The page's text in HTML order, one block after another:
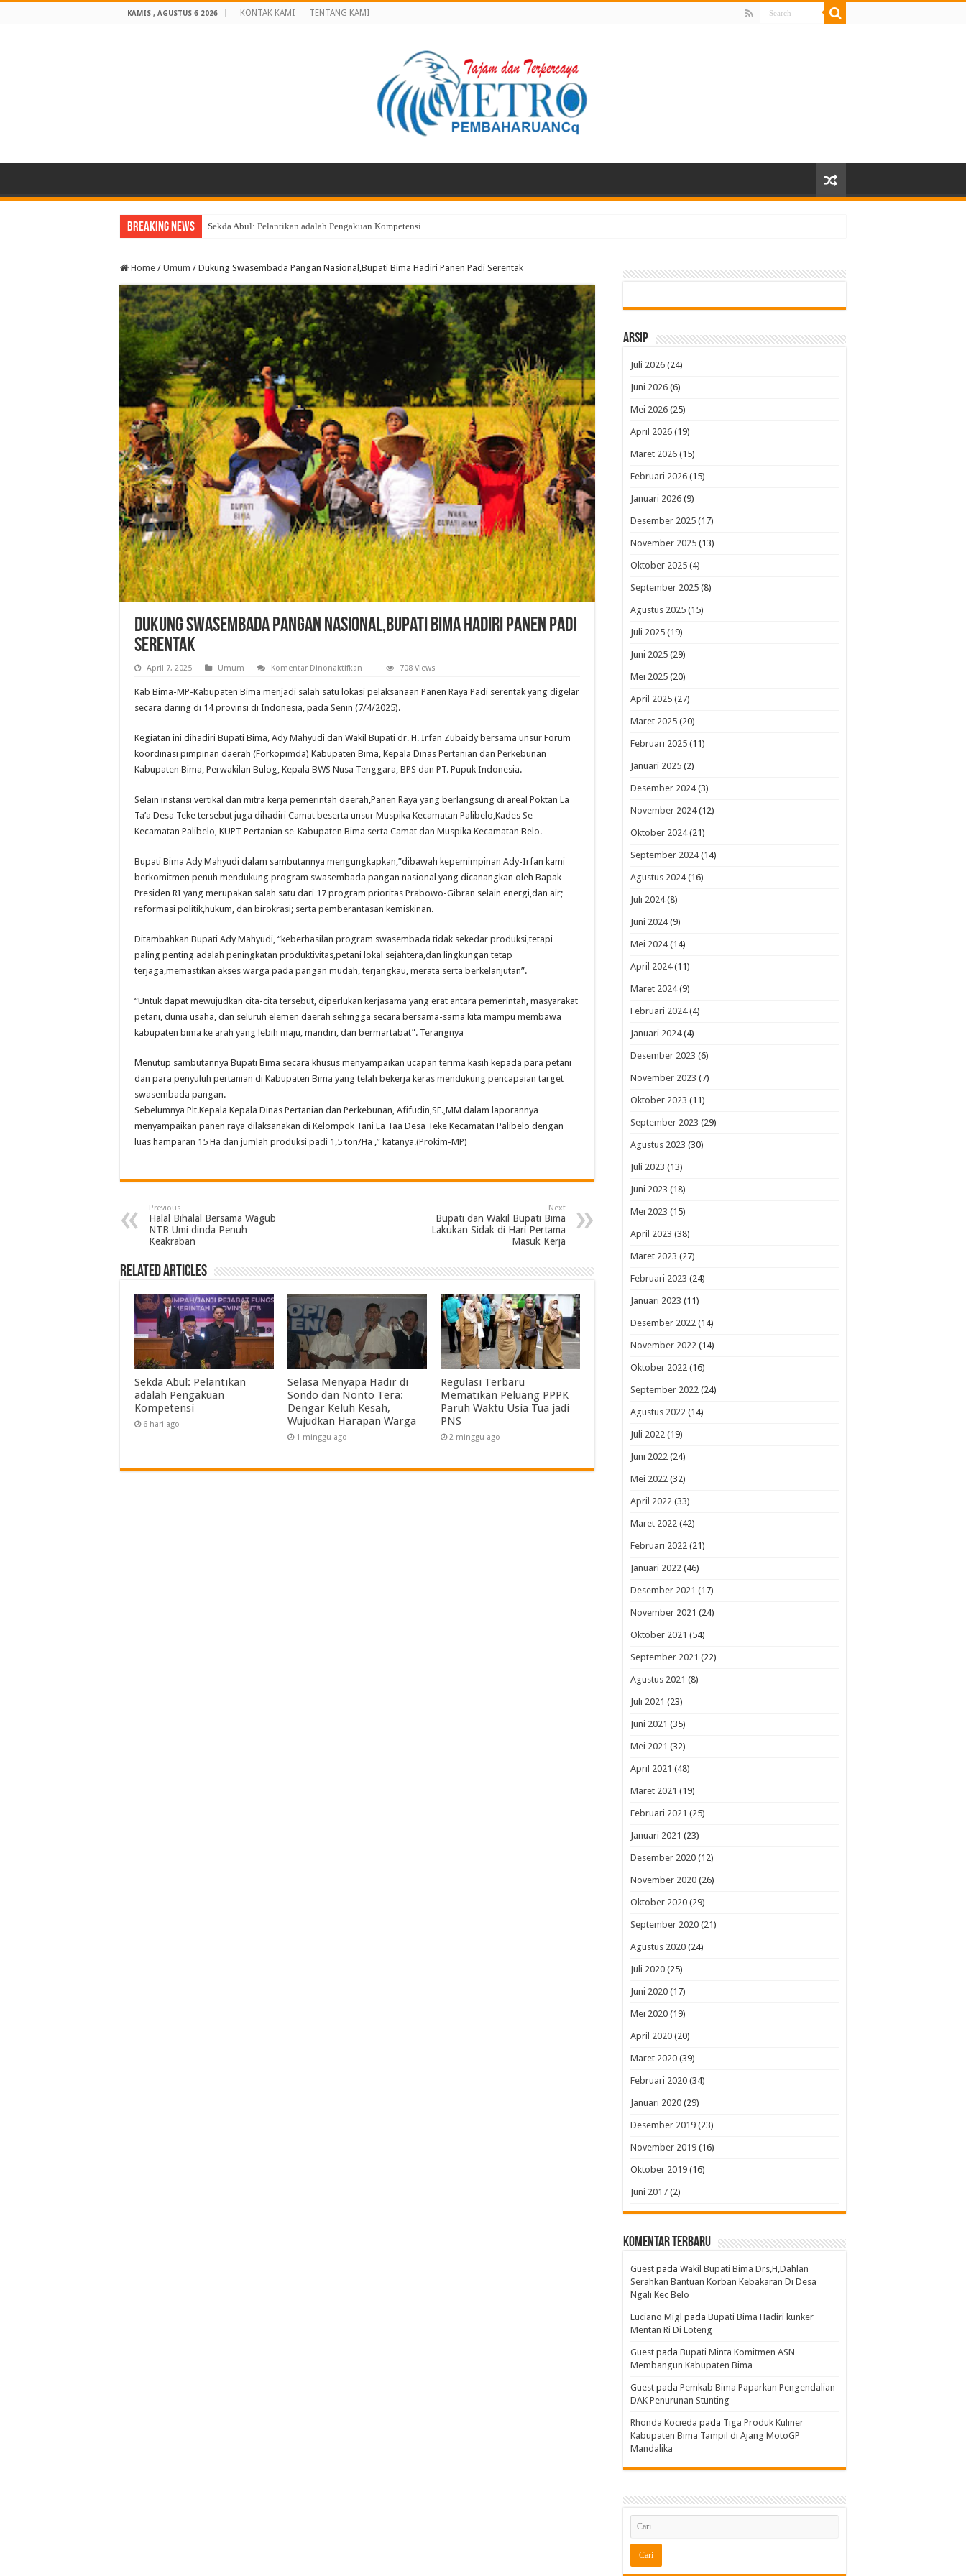
KAMIS , AGUSTUS 6 2026 KONTAK KAMI TENTANG KAMI
Breaking News Sekda Abul: Pelantikan adalah Pengakuan Kompetensi
Home / Umum / Dukung Swasembada Pangan Nasional,Bupati Bima Hadiri Panen Padi Serentak
Dukung Swasembada Pangan Nasional,Bupati Bima Hadiri Panen Padi
Serentak
April 7, 2025 Umum Komentar Dinonaktifkan
Swasembada
Pangan
Nasional,Bupati
Bima
Panen
Padi
Serentak
708 Views
Kab Bima-MP-Kabupaten Bima menjadi salah satu lokasi pelaksanaan Panen Raya Padi serentak yang digelar
secara daring di 14 provinsi di Indonesia, pada Senin (7/4/2025).
Kegiatan ini dihadiri Bupati Bima, Ady Mahyudi dan Wakil Bupati dr. H. Irfan Zubaidy bersama unsur Forum
koordinasi pimpinan daerah (Forkopimda) Kabupaten Bima, Kepala Dinas Pertanian dan Perkebunan
Kabupaten Bima, Perwakilan Bulog, Kepala BWS Nusa Tenggara, BPS dan PT. Pupuk Indonesia.
Selain instansi vertikal dan mitra kerja pemerintah daerah,Panen Raya yang berlangsung di areal Poktan La
Ta’a Desa Teke tersebut juga dihadiri Camat beserta unsur Muspika Kecamatan Palibelo,Kades Se-
Kecamatan Palibelo, KUPT Pertanian se-Kabupaten Bima serta Camat dan Muspika Kecamatan Belo.
Bupati Bima Ady Mahyudi dalam sambutannya mengungkapkan,”dibawah kepemimpinan Ady-Irfan kami
berkomitmen penuh mendukung program swasembada pangan nasional yang dicanangkan oleh Bapak
Presiden RI yang merupakan salah satu dari 17 program prioritas Prabowo-Gibran selain energi,dan air;
reformasi politik,hukum, dan birokrasi; serta pemberantasan kemiskinan.
Ditambahkan Bupati Ady Mahyudi, “keberhasilan program swasembada tidak sekedar produksi,tetapi
paling penting adalah peningkatan produktivitas,petani lokal sejahtera,dan lingkungan tetap
terjaga,memastikan akses warga pada pangan mudah, terjangkau, merata serta berkelanjutan”.
“Untuk dapat mewujudkan cita-cita tersebut, diperlukan kerjasama yang erat antara pemerintah, masyarakat
petani, dunia usaha, dan seluruh elemen daerah sehingga secara bersama-sama kita mampu membawa
kabupaten bima ke arah yang lebih maju, mandiri, dan bermartabat”. Terangnya
Menutup sambutannya Bupati Bima secara khusus menyampaikan ucapan terima kasih kepada para petani
dan para penyuluh pertanian di Kabupaten Bima yang telah bekerja keras mendukung pencapaian target
swasembada pangan.
Sebelumnya Plt.Kepala Kepala Dinas Pertanian dan Perkebunan, Afifudin,SE.,MM dalam laporannya
menyampaikan panen raya dilaksanakan di Kelompok Tani La Taa Desa Teke Kecamatan Palibelo dengan
luas hamparan 15 Ha dan jumlah produksi padi 1,5 ton/Ha ,” katanya.(Prokim-MP)
Previous
Halal Bihalal Bersama Wagub
NTB Umi dinda Penuh
Keakraban
Next
Bupati dan Wakil Bupati Bima
Lakukan Sidak di Hari Pertama
Masuk Kerja
Related Articles
Sekda Abul: Pelantikan
adalah Pengakuan
Kompetensi
6 hari ago
Selasa Menyapa Hadir di
Sondo dan Nonto Tera:
Dengar Keluh Kesah,
Wujudkan Harapan Warga
1 minggu ago
Regulasi Terbaru
Mematikan Peluang PPPK
Paruh Waktu Usia Tua jadi
PNS
2 minggu ago
Arsip
Juli 2026 (24)
Juni 2026 (6)
Mei 2026 (25)
April 2026 (19)
Maret 2026 (15)
Februari 2026 (15)
Januari 2026 (9)
Desember 2025 (17)
November 2025 (13)
Oktober 2025 (4)
September 2025 (8)
Agustus 2025 (15)
Juli 2025 (19)
Juni 2025 (29)
Mei 2025 (20)
April 2025 (27)
Maret 2025 (20)
Februari 2025 (11)
Januari 2025 (2)
Desember 2024(3)
November 2024(12)
Oktober 2024(21)
September 2024(14)
Agustus 2024(16)
Juli 2024(8)
Juni 2024(9)
Mei 2024(14)
April 2024(11)
Maret 2024(9)
Februari 2024(4)
Januari 2024(4)
Desember 2023 (6)
November 2023 (7)
Oktober 2023 (11)
September 2023 (29)
Agustus 2023 (30)
Juli 2023 (13)
Juni 2023 (18)
Mei 2023 (15)
April 2023 (38)
Maret 2023 (27)
Februari 2023 (24)
Januari 2023 (11)
Desember 2022 (14)
November 2022 (14)
Oktober 2022 (16)
September 2022 (24)
Agustus 2022 (14)
Juli 2022 (19)
Juni 2022 (24)
Mei 2022 (32)
April 2022 (33)
Maret 2022 (42)
Februari 2022 (21)
Januari 2022 (46)
Desember 2021 (17)
November 2021 (24)
Oktober 2021 (54)
September 2021 (22)
Agustus 2021 (8)
Juli 2021 (23)
Juni 2021 (35)
Mei 2021 (32)
April 2021 (48)
Maret 2021 (19)
Februari 2021 (25)
Januari 2021 (23)
Desember 2020 (12)
November 2020 (26)
Oktober 2020 (29)
September 2020 (21)
Agustus 2020 (24)
Juli 2020 (25)
Juni 2020 (17)
Mei 2020 (19)
April 2020 (20)
Maret 2020 (39)
Februari 2020 (34)
Januari 2020 (29)
Desember 2019 (23)
November 2019 (16)
Oktober 2019 (16)
Juni 2017 (2)
Komentar Terbaru
Guest pada Wakil Bupati Bima Drs,H,Dahlan
Serahkan Bantuan Korban Kebakaran Di Desa
Ngali Kec Belo
Luciano Migl pada Bupati Bima Hadiri kunker
Mentan Ri Di Loteng
Guest pada Bupati Minta Komitmen ASN
Membangun Kabupaten Bima
Guest pada Pemkab Bima Paparkan Pengendalian
DAK Penurunan Stunting
Rhonda Kocieda pada Tiga Produk Kuliner
Kabupaten Bima Tampil di Ajang MotoGP
Mandalika